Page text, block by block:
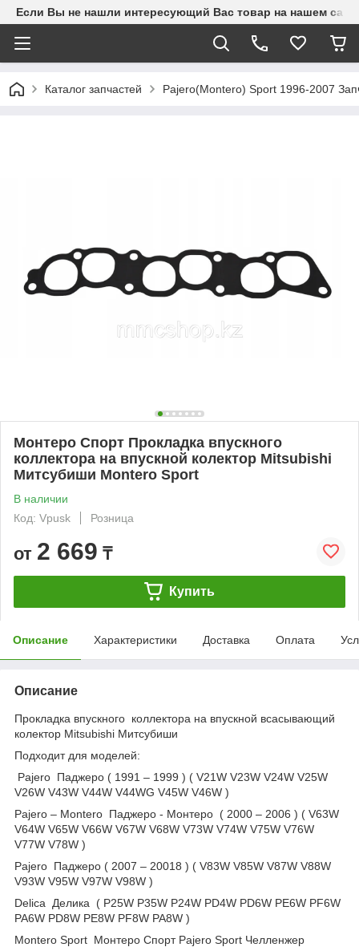
Если Вы не нашли интересующий Вас товар на нашем
Каталог запчастей Pajero(Montero) Sport 1996-2007
Монтеро Спорт Прокладка впускного
коллектора на впускной колектор Mitsubishi
Митсубиши Montero Sport
В наличии
Код: Vpusk
Розница
от 2 669 ₸
Купить
Описание Характеристики Доставка Оплата
Описание
Прокладка впускного коллектора на впускной всасывающий
колектор Mitsubishi Митсубиши
Подходит для моделей:
Pajero Паджеро ( 1991 – 1999 ) ( V21W V23W V24W V25W
V26W V43W V44W V44WG V45W V46W )
Pajero – Montero Паджеро - Монтеро ( 2000 – 2006 ) ( V63W
V64W V65W V66W V67W V68W V73W V74W V75W V76W
V77W V78W )
Pajero Паджеро ( 2007 – 20018 ) ( V83W V85W V87W V88W
V93W V95W V97W V98W )
Delica Делика ( P25W P35W P24W PD4W PD6W PE6W PF6W
PA6W PD8W PE8W PF8W PA8W )
Montero Sport Монтеро Спорт Pajero Sport Челленжер